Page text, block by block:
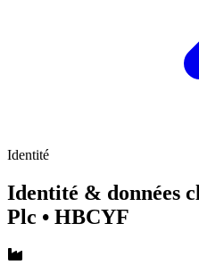
Identité
Identité & données
Plc • HBCYF